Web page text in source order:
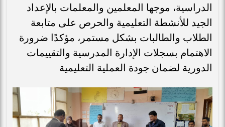
الدراسية، موجها المعلمين والمعلمات بالإعداد
الجيد للأنشطة التعليمية والحرص على متابعة
الطلاب والطالبات بشكل مستمر، مؤكدًا ضرورة
الاهتمام بسجلات الإدارة المدرسية والتقييمات
الدورية لضمان جودة العملية التعليمية